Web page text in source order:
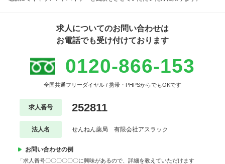
求人についてのお問い合わせは
お電話でも受け付けております
0120-866-153
全国共通フリーダイヤル / 携帯・PHPSからでもOKです
求人番号 252811
法人名 せんねん薬局 有限会社アスラック
お問い合わせの例
「求人番号〇〇〇〇〇〇に興味があるので、詳細を教えていただけます